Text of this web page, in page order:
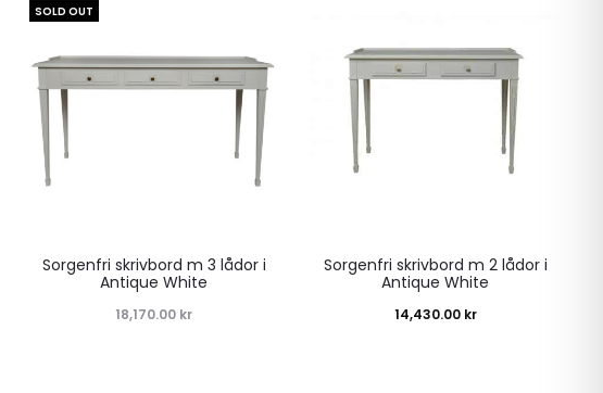
SOLD OUT
Sorgenfri skrivbord m 3 lådor i
Antique White
18,170.00 kr
Sorgenfri skrivbord m 2 lådor i
Antique White
14,430.00 kr